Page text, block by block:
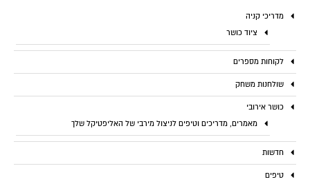
מדריכי קניה
ציוד כושר
לקוחות מספרים
שולחנות משחק
כושר אירובי
מאמרים, מדריכים וטיפים לניצול מירבי של האליפטיקל שלך
חדשות
טיפים